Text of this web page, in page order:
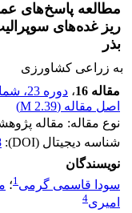
مطالعه پاسخ‌های
ریز غده‌های
بذر
به زراعی کشاورزی
مقاله 16
، دوره 23، شماره 4
اصل مقاله (2.39 M
)
نوع مقاله: مقاله
شناسه دیجیتال (DOI):
نویسندگان
سودا قاسمی گرمی1؛
امیری4